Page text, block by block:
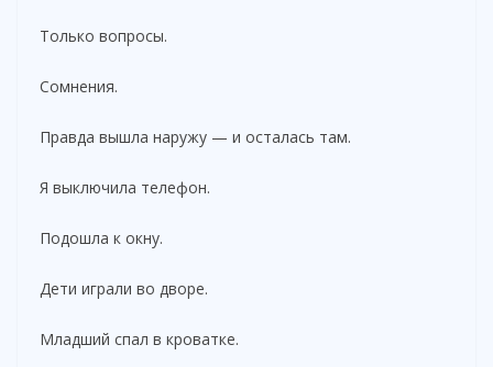
Только вопросы.
Сомнения.
Правда вышла наружу — и осталась там.
Я выключила телефон.
Подошла к окну.
Дети играли во дворе.
Младший спал в кроватке.